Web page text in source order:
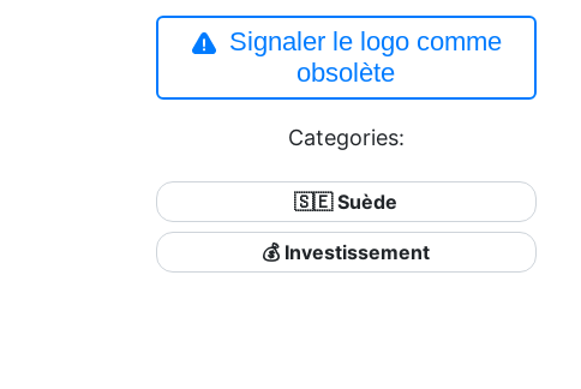
Signaler le logo comme
obsolète
Categories:
🇸🇪 Suède
💰 Investissement